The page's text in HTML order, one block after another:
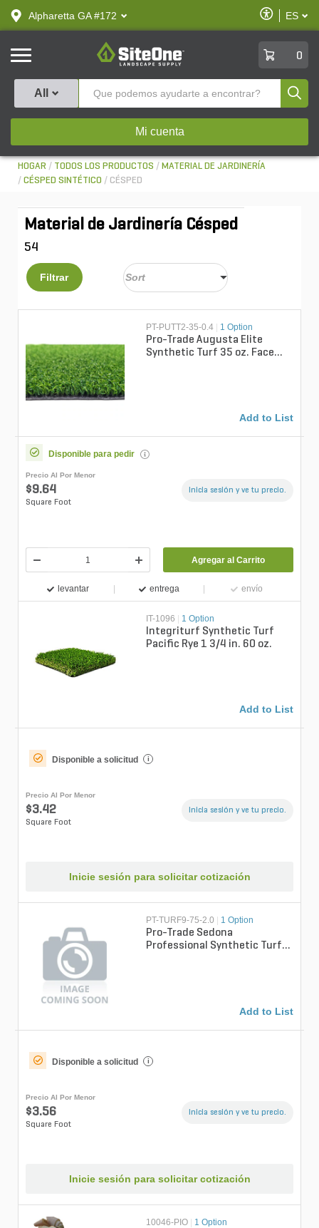
text.skipToContent
text.skipToNavigation
Alpharetta GA #172
Habilitar
ES
SiteOne
0
All
Mi cuenta
HOGAR TODOS LOS PRODUCTOS
MATERIAL DE JARDINERÍA
CÉSPED SINTÉTICO
CÉSPED
Material de Jardinería Césped
54
Filtrar
PT-PUTT2-35-0.4 1 Option
Pro-Trade Augusta Elite
Synthetic Turf 35 oz. Face
Add to List
Disponible para pedir
Precio Al Por Menor
$9.64
Square Foot
Inicia sesión y ve tu precio.
Agregar al Carrito
levantar entrega envío
IT-1096 | 1 Option
Integriturf Synthetic Turf
Pacific Rye 1 3/4 in. 60 oz.
Add to List
Disponible a solicitud i
Precio Al Por Menor
$3.42
Square Foot
Inicia sesión y ve tu precio.
Inicie sesión para solicitar cotización
PT-TURF9-75-2.0 1 Option
Pro-Trade Sedona
Professional Synthetic Turf
Add to List
Disponible a solicitud i
Precio Al Por Menor
$3.56
Square Foot
Inicia sesión y ve tu precio.
Inicie sesión para solicitar cotización
10046-PIO 1 Option